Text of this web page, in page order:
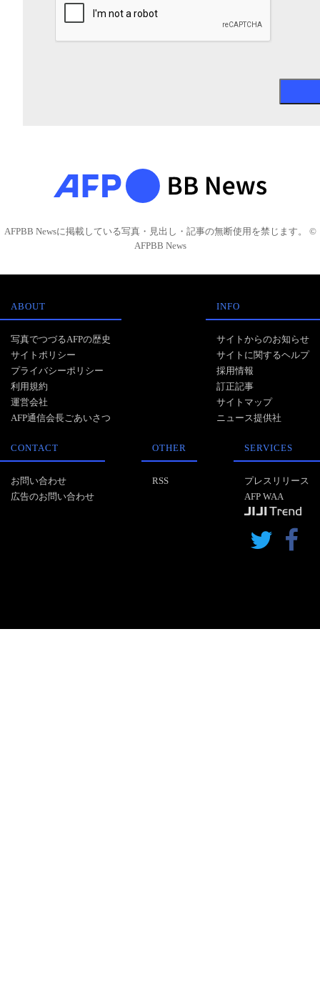
AFPBB Newsに掲載している写真・見出し・記事の無断使用を禁じます。 ©
AFPBB News
ABOUT
写真でつづるAFPの歴史
サイトポリシー
プライバシーポリシー
利用規約
運営会社
AFP通信会長ごあいさつ
INFO
サイトからのお知らせ
サイトに関するヘルプ
採用情報
訂正記事
サイトマップ
ニュース提供社
CONTACT
お問い合わせ
広告のお問い合わせ
OTHER
RSS
SERVICES
プレスリリース
AFP WAA